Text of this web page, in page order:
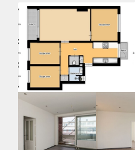
Huisdieren toegestaan:
Huurtoeslag grens: Nee
Geschikt voor studenten: